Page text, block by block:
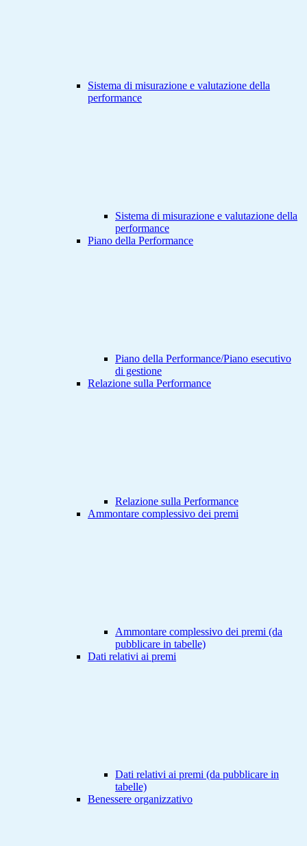
Sistema di misurazione e valutazione della
performance
Sistema di misurazione e valutazione della
performance
Piano della Performance
Piano della Performance/Piano esecutivo
di gestione
Relazione sulla Performance
Relazione sulla Performance
Ammontare complessivo dei premi
Ammontare complessivo dei premi (da
pubblicare in tabelle)
Dati relativi ai premi
Dati relativi ai premi (da pubblicare in
tabelle)
Benessere organizzativo